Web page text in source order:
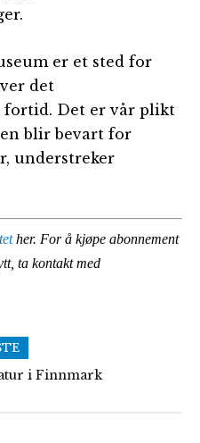
er et sted for
det
fortid. Det er vår plikt
blir bevart for
understreker
her. For å kjøpe abonnement
ta kontakt med
i Finnmark